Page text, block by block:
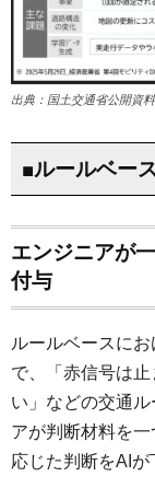
出典：国土交通省公開資
■ルールベー
エンジニアが
付与
ルールベースに
で、「赤信号は
い」などの交通
アが判断材料を
応じた判断をAIが